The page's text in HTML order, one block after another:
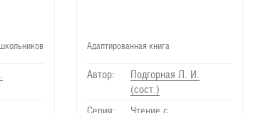
Адаптированная книга
Автор:
Подгорная Л. И.
(сост.)
Серия:
Чтение с